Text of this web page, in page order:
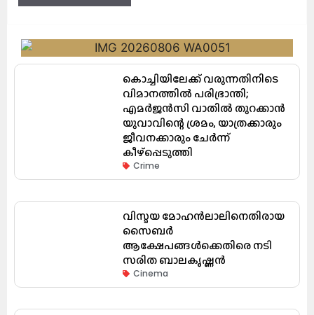
കൊച്ചിയിലേക്ക് വരുന്നതിനിടെ
വിമാനത്തിൽ പരിഭ്രാന്തി;
എമർജൻസി വാതിൽ തുറക്കാൻ
യുവാവിന്റെ ശ്രമം, യാത്രക്കാരും
ജീവനക്കാരും ചേർന്ന്
കീഴ്പ്പെടുത്തി
Crime
വിസ്മയ മോഹൻലാലിനെതിരായ
സൈബർ
ആക്ഷേപങ്ങൾക്കെതിരെ നടി
സരിത ബാലകൃഷ്ണൻ
Cinema